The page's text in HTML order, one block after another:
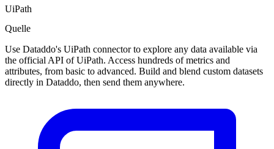
UiPath
Quelle
Use Dataddo's UiPath connector to explore any data available via
the official API of UiPath. Access hundreds of metrics and
attributes, from basic to advanced. Build and blend custom datasets
directly in Dataddo, then send them anywhere.